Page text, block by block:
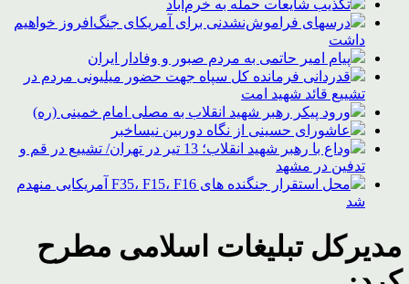
تکذیب شایعات حمله به خرم‌آباد
درسهای فراموش‌نشدنی برای آمریکای جنگ‌افروز خواهیم
داشت
پیام امیر حاتمی به مردم صبور و وفادار ایران
قدردانی فرمانده کل سپاه جهت حضور میلیونی مردم در
تشییع قائد شهید امت
ورود پیکر رهبر شهید انقلاب به مصلی امام خمینی (ره)
عاشورای حسینی از نگاه دوربین نیساخبر
وداع با رهبر شهید انقلاب؛ 13 تیر در تهران/ تشییع در قم و
تدفین در مشهد
محل استقرار جنگنده های F35، F15، F16 آمریکایی منهدم
شد
مدیرکل تبلیغات اسلامی مطرح